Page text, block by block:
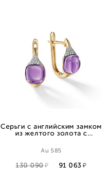
Серьги с английским замком
из желтого золота с
Au 585
130 090
91 063